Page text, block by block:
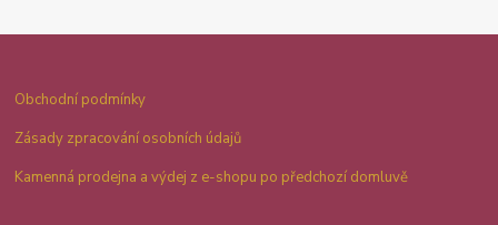
Obchodní podmínky
Zásady zpracování osobních údajů
Kamenná prodejna a výdej z e-shopu po předchozí domluvě